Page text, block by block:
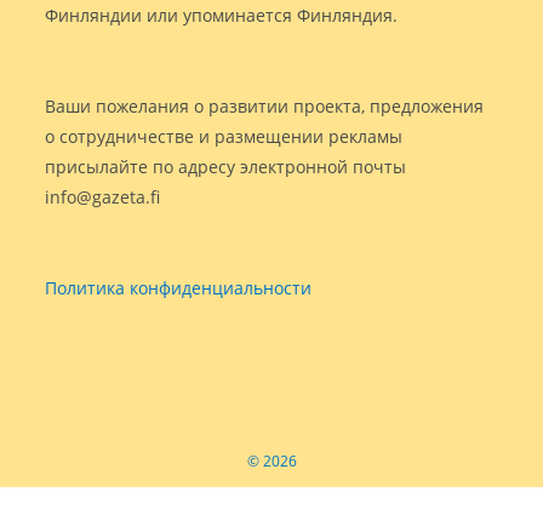
Финляндии или упоминается Финляндия.
Ваши пожелания о развитии проекта, предложения
о сотрудничестве и размещении рекламы
присылайте по адресу электронной почты
info@gazeta.fi
Политика конфиденциальности
© 2026